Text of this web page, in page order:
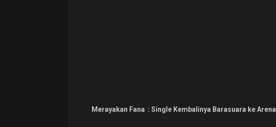
Merayakan Fana : Single Kembalinya Barasuara ke Arena